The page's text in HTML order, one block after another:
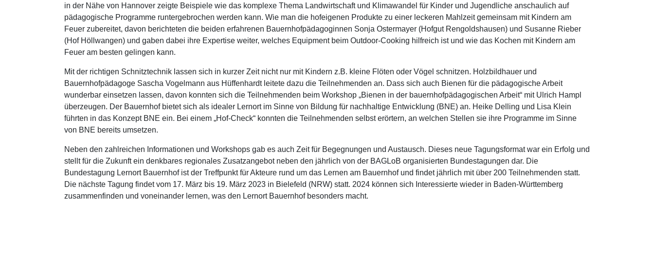
in der Nähe von Hannover zeigte Beispiele wie das komplexe Thema Landwirtschaft und Klimawandel für Kinder und Jugendliche anschaulich auf
pädagogische Programme runtergebrochen werden kann. Wie man die hofeigenen Produkte zu einer leckeren Mahlzeit gemeinsam mit Kindern am
Feuer zubereitet, davon berichteten die beiden erfahrenen Bauernhofpädagoginnen Sonja Ostermayer (Hofgut Rengoldshausen) und Susanne Rieber
(Hof Höllwangen) und gaben dabei ihre Expertise weiter, welches Equipment beim Outdoor-Cooking hilfreich ist und wie das Kochen mit Kindern am
Feuer am besten gelingen kann.
Mit der richtigen Schnitztechnik lassen sich in kurzer Zeit nicht nur mit Kindern z.B. kleine Flöten oder Vögel schnitzen. Holzbildhauer und
Bauernhofpädagoge Sascha Vogelmann aus Hüffenhardt leitete dazu die Teilnehmenden an. Dass sich auch Bienen für die pädagogische Arbeit
wunderbar einsetzen lassen, davon konnten sich die Teilnehmenden beim Workshop „Bienen in der bauernhofpädagogischen Arbeit“ mit Ulrich Hampl
überzeugen. Der Bauernhof bietet sich als idealer Lernort im Sinne von Bildung für nachhaltige Entwicklung (BNE) an. Heike Delling und Lisa Klein
führten in das Konzept BNE ein. Bei einem „Hof-Check“ konnten die Teilnehmenden selbst erörtern, an welchen Stellen sie ihre Programme im Sinne
von BNE bereits umsetzen.
Neben den zahlreichen Informationen und Workshops gab es auch Zeit für Begegnungen und Austausch. Dieses neue Tagungsformat war ein Erfolg und
stellt für die Zukunft ein denkbares regionales Zusatzangebot neben den jährlich von der BAGLoB organisierten Bundestagungen dar. Die
Bundestagung Lernort Bauernhof ist der Treffpunkt für Akteure rund um das Lernen am Bauernhof und findet jährlich mit über 200 Teilnehmenden statt.
Die nächste Tagung findet vom 17. März bis 19. März 2023 in Bielefeld (NRW) statt. 2024 können sich Interessierte wieder in Baden-Württemberg
zusammenfinden und voneinander lernen, was den Lernort Bauernhof besonders macht.